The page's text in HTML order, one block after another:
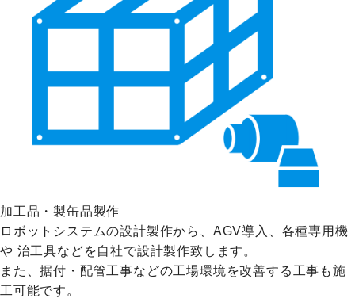
加工品・製缶品製作
ロボットシステムの設計製作から、AGV導入、各種専用機
や 治工具などを自社で設計製作致します。
また、据付・配管工事などの工場環境を改善する工事も施
工可能です。